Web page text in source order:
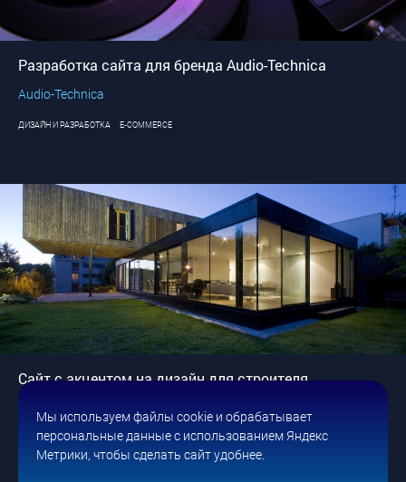
Разработка сайта для бренда Audio-Technica
Audio-Technica
ДИЗАЙН И РАЗРАБОТКА E-COMMERCE
Сайт с акцентом на дизайн для строителя
эксклюзивных коттеджей
Cтроительная компания Trust Group
ДИЗАЙН И РАЗРАБОТКА ДЛЯ ДОМА И ДАЧИ СТРОИТЕЛЬСТВО
Мы используем файлы cookie и обрабатывает
персональные данные с использованием Яндекс
Метрики, чтобы сделать сайт удобнее.